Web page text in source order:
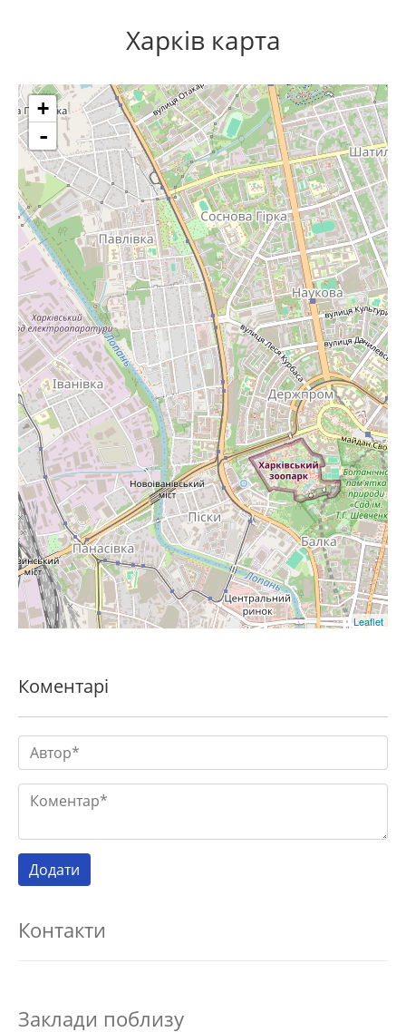
Харків карта
+
-
Leaflet
Коментарі
Контакти
Заклади поблизу